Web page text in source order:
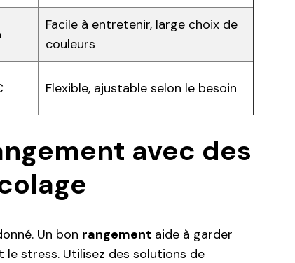
Facile à entretenir, large choix de
couleurs
Flexible, ajustable selon le besoin
avec des
Un bon rangement aide à garder
stress. Utilisez des solutions de